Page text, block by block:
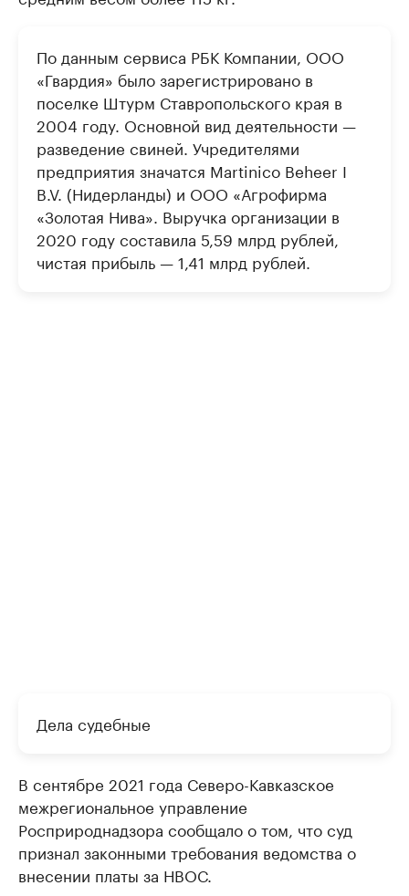
По данным сервиса РБК Компании, ООО
«Гвардия» было зарегистрировано в
поселке Штурм Ставропольского края в
2004 году. Основной вид деятельности —
разведение свиней. Учредителями
предприятия значатся Martinico Beheer I
B.V. (Нидерланды) и ООО «Агрофирма
«Золотая Нива». Выручка организации в
2020 году составила 5,59 млрд рублей,
чистая прибыль — 1,41 млрд рублей.
Дела судебные
В сентябре 2021 года Северо-Кавказское
межрегиональное управление
Росприроднадзора сообщало о том, что суд
признал законными требования ведомства о
внесении платы за НВОС.